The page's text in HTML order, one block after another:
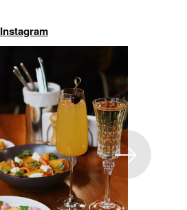
Instagram